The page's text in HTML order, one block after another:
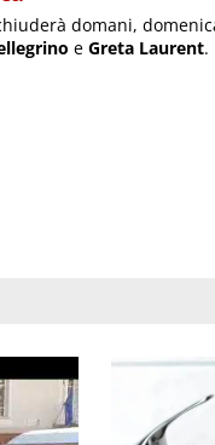
domani,
e Greta Laurent.